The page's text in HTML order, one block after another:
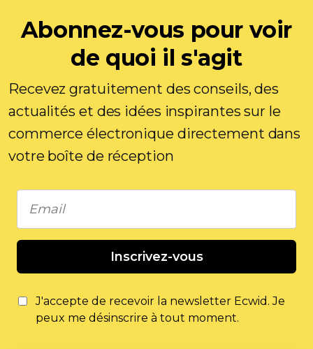
Abonnez-vous pour voir
de quoi il s'agit
Recevez gratuitement des conseils, des
actualités et des idées inspirantes sur le
commerce électronique directement dans
votre boîte de réception
Inscrivez-vous
J'accepte de recevoir la newsletter Ecwid. Je
peux me désinscrire à tout moment.